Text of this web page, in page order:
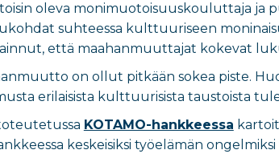
oleva monimuotoisuuskouluttaja ja
suhteessa kulttuuriseen
että maahanmuuttajat kokevat
on ollut pitkään sokea piste.
erilaisista kulttuurisista taustoista
KOTAMO-hankkeessa
keskeisiksi työelämän